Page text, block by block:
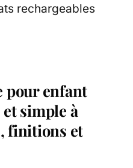
rechargeables
pour enfant
simple à
finitions et